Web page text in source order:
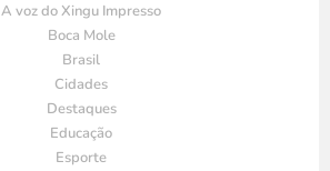
A voz do Xingu Impresso
Boca Mole
Brasil
Cidades
Destaques
Educação
Esporte